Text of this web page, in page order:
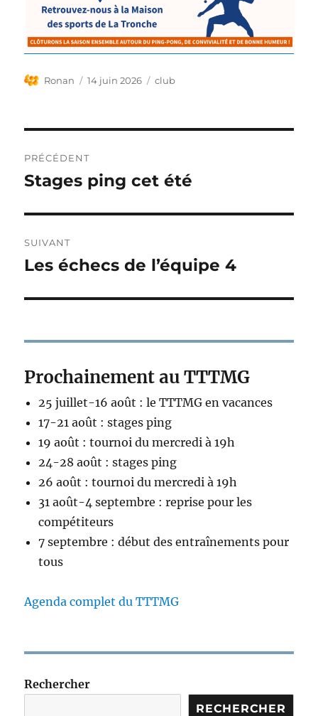
Auteur
Ronan
Publié
14 juin 2026 Étiquettes
club
de
PRÉCÉDENT
Publication
Stages ping cet été
SUIVANT
Publication
Les échecs de l’équipe 4
Prochainement au TTTMG
25 juillet-16 août : le TTTMG en vacances
17-21 août : stages ping
19 août : tournoi du mercredi à 19h
24-28 août : stages ping
26 août : tournoi du mercredi à 19h
31 août-4 septembre : reprise pour les
compétiteurs
7 septembre : début des entraînements pour
tous
Agenda complet du TTTMG
Rechercher
RECHERCHER